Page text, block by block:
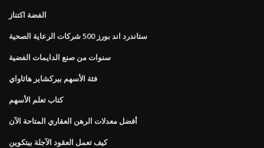
الفضة اكتناز
ستاندرد اند بورز 500 شركات الرعاية الصحية
سنوات من صنع الدايمات الفضية
فئة الأسهم بيركشاير هاثاواي
كتاب تعلم الأسهم
أفضل معدلات الرهن العقاري المتاحة الآن
كيف تعمل العقود الآجلة بيتكوين